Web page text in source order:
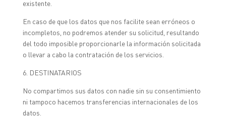
existente.
En caso de que los datos que nos facilite sean erróneos o
incompletos, no podremos atender su solicitud, resultando
del todo imposible proporcionarle la información solicitada
o llevar a cabo la contratación de los servicios.
6. DESTINATARIOS
No compartimos sus datos con nadie sin su consentimiento
ni tampoco hacemos transferencias internacionales de los
datos.